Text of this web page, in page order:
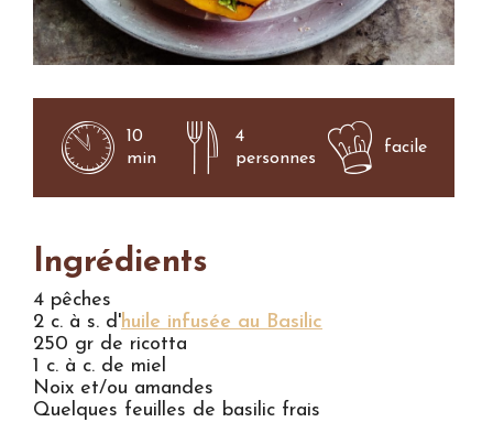
10
min
4
personnes
facile
Ingrédients
4 pêches
2 c. à s. d'huile infusée au Basilic
250 gr de ricotta
1 c. à c. de miel
Noix et/ou amandes
Quelques feuilles de basilic frais